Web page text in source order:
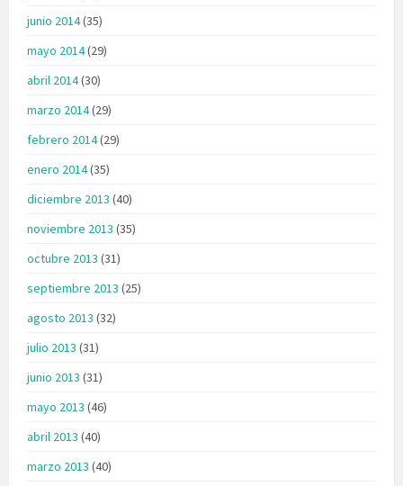
junio 2014(35)
mayo 2014(29)
abril 2014(30)
marzo 2014(29)
febrero 2014(29)
enero 2014(35)
diciembre 2013 (40)
noviembre 2013 (35)
octubre 2013 (31)
septiembre 2013 (25)
agosto 2013 (32)
julio 2013 (31)
junio 2013 (31)
mayo 2013 (46)
abril 2013 (40)
marzo 2013 (40)